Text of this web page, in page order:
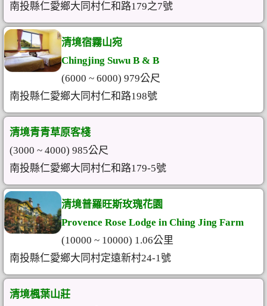
南投縣仁愛鄉大同村仁和路179之7號
清境宿霧山宛
Chingjing Suwu B & B
(6000 ~ 6000) 979公尺
南投縣仁愛鄉大同村仁和路198號
清境青青草原客棧
(3000 ~ 4000) 985公尺
南投縣仁愛鄉大同村仁和路179-5號
清境普羅旺斯玫瑰花園
Provence Rose Lodge in Ching Jing Farm
(10000 ~ 10000) 1.06公里
南投縣仁愛鄉大同村定遠新村24-1號
清境楓葉山莊